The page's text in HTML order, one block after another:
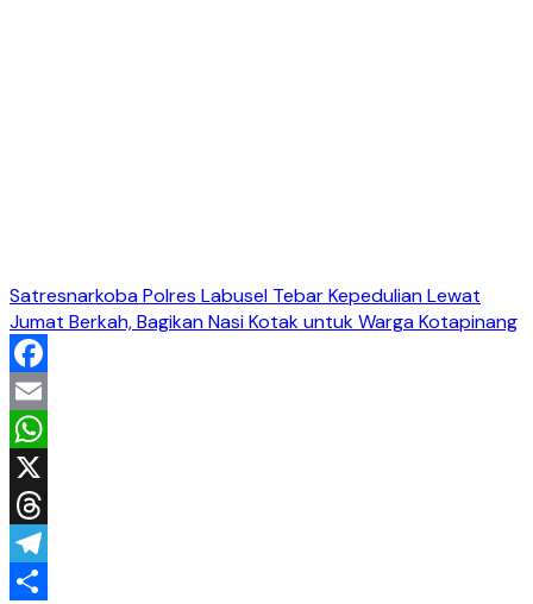
Satresnarkoba Polres Labusel Tebar Kepedulian Lewat
Jumat Berkah, Bagikan Nasi Kotak untuk Warga Kotapinang
Facebook
Email
WhatsApp
X
Threads
Telegram